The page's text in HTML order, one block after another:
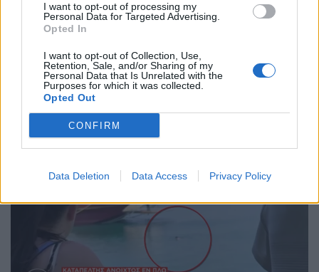
I want to opt-out of processing my
Personal Data for Targeted Advertising.
Opted In
I want to opt-out of Collection, Use,
Retention, Sale, and/or Sharing of my
Personal Data that Is Unrelated with the
Purposes for which it was collected.
Opted Out
CONFIRM
Data Deletion Data Access Privacy Policy
Email Copy Link
Tags: Άνδρος βυθιση Πλοίο
Σχετικά Άρθρα